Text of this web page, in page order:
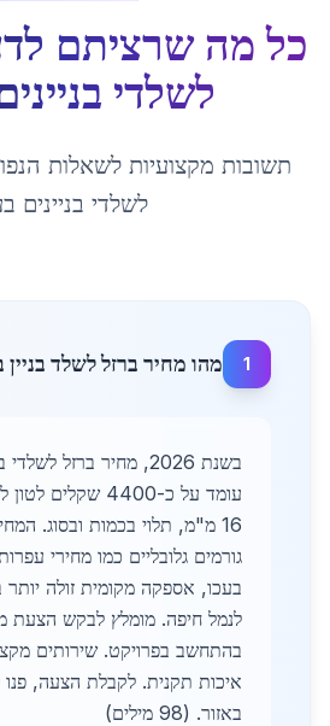
כל מה שרציתם
לשלדי
תשובות מקצועיות לשאלות
לשלדי בניינים ב
1 מהו מחיר ברזל לשלד בניין בעכו
בשנת 2026, מחיר ברזל
16 מ"מ, תלוי בכמות ובסוג.
גורמים גלובליים כמו מחירי
בעכו, אספקה מקומית זולה יותר
לנמל חיפה. מומלץ לבקש הצעת
בהתחשב בפרויקט. שירותים
איכות תקנית. לקבלת הצעה,
באזור. (98 מילים)